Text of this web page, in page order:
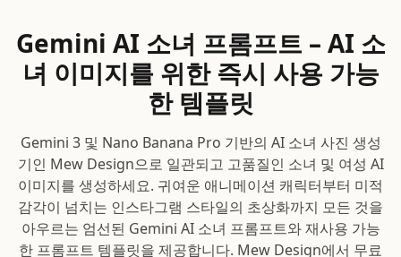
Gemini AI 소녀 프롬프트 – AI 소
녀 이미지를 위한 즉시 사용 가능
한 템플릿
Gemini 3 및 Nano Banana Pro 기반의 AI 소녀 사진 생성
기인 Mew Design으로 일관되고 고품질인 소녀 및 여성 AI
이미지를 생성하세요. 귀여운 애니메이션 캐릭터부터 미적
감각이 넘치는 인스타그램 스타일의 초상화까지 모든 것을
아우르는 엄선된 Gemini AI 소녀 프롬프트와 재사용 가능
한 프롬프트 템플릿을 제공합니다. Mew Design에서 무료